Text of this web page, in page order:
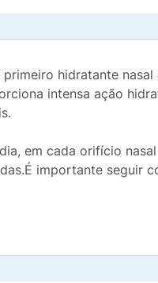
primeiro hidratante
intensa ação
em cada orifício
importante seguir